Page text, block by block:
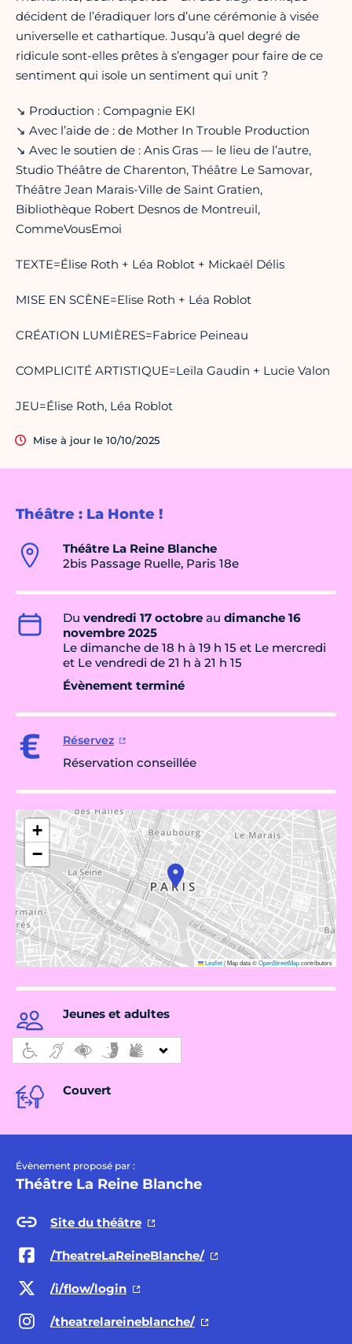
Théâtre : La Honte !
Théâtre La Reine Blanche
2bis Passage Ruelle, Paris 18e
Du vendredi 17 octobre au dimanche 16
novembre 2025
Le dimanche de 18 h à 19 h 15 et Le mercredi
et Le vendredi de 21 h à 21 h 15
Évènement terminé
Réservez
Réservation conseillée
+
−
Leaflet|Map data ©OpenStreetMapcontributors
Jeunes et adultes
Couvert
Évènement proposé par :
Théâtre La Reine Blanche
Site du théâtre
/TheatreLaReineBlanche/
/i/flow/login
/theatrelareineblanche/
décident de l’éradiquer lors d’une cérémonie à visée
universelle et cathartique. Jusqu’à quel degré de
ridicule sont-elles prêtes à s’engager pour faire de ce
sentiment qui isole un sentiment qui unit ?
↘ Production : Compagnie EKI
↘ Avec l’aide de : de Mother In Trouble Production
↘ Avec le soutien de : Anis Gras — le lieu de l’autre,
Studio Théâtre de Charenton, Théâtre Le Samovar,
Théâtre Jean Marais-Ville de Saint Gratien,
Bibliothèque Robert Desnos de Montreuil,
CommeVousEmoi
TEXTE=Élise Roth + Léa Roblot + Mickaël Délis
MISE EN SCÈNE=Elise Roth + Léa Roblot
CRÉATION LUMIÈRES=Fabrice Peineau
COMPLICITÉ ARTISTIQUE=Leïla Gaudin + Lucie Valon
JEU=Élise Roth, Léa Roblot
Mise à jour le 10/10/2025